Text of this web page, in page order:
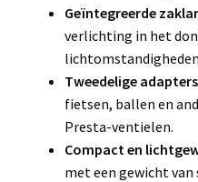
Geïntegreerde
verlichting in het
Tweedelige
fietsen, ballen en
Presta-ventielen.
Compact en
met een gewicht van